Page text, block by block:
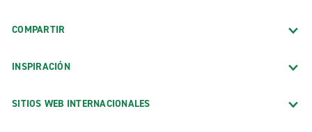
COMPARTIR
INSPIRACIÓN
SITIOS WEB INTERNACIONALES